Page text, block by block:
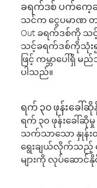
ခရက်ဒစ် ပက်ကေ့ချ်
သင်က ငွေပမာဏ
Out ခရက်ဒစ်ကို
သင့်ခရက်ဒစ်ကိုသုံး၍
ဖြင့် ကမ္ဘာပေါ်ရှိ
ပါသည်။
ရက် ၃၀ ဖုန်းခေါ်
ရက် ၃၀ ဖုန်းခေါ်
သက်သာသော နှုန်းထ
ရွေးချယ်လိုက်သည့်
များကို လုပ်ဆောင်